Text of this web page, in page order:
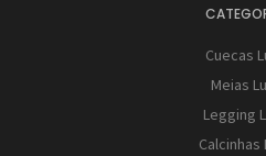
Cuecas
Meias
Legging
Calcinhas